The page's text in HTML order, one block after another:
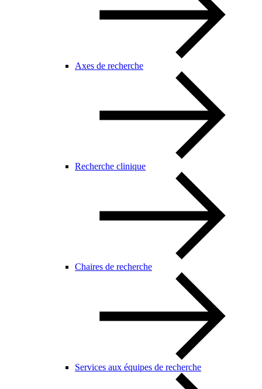
Axes de recherche
Recherche clinique
Chaires de recherche
Services aux équipes de recherche